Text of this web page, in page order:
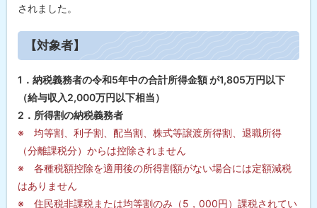
されました。
ペ
内
目
次
【
対
象
者
】
【
個
人
【対象者】
1．納税義務者の令和5年中の合計所得金額 が1,805万円以下
（給与収入2,000万円以下相当）
2．所得割の納税義務者
※ 均等割、利子割、配当割、株式等譲渡所得割、退職所得
（分離課税分）からは控除されません
※ 各種税額控除を適用後の所得割額がない場合には定額減税
はありません
※ 住民税非課税または均等割のみ（5，000円）課税されてい